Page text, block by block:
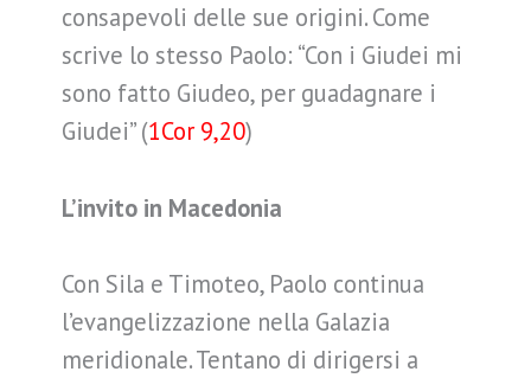
consapevoli delle sue origini. Come
scrive lo stesso Paolo: “Con i Giudei mi
sono fatto Giudeo, per guadagnare i
Giudei” (1Cor 9,20)
L’invito in Macedonia
Con Sila e Timoteo, Paolo continua
l’evangelizzazione nella Galazia
meridionale. Tentano di dirigersi a